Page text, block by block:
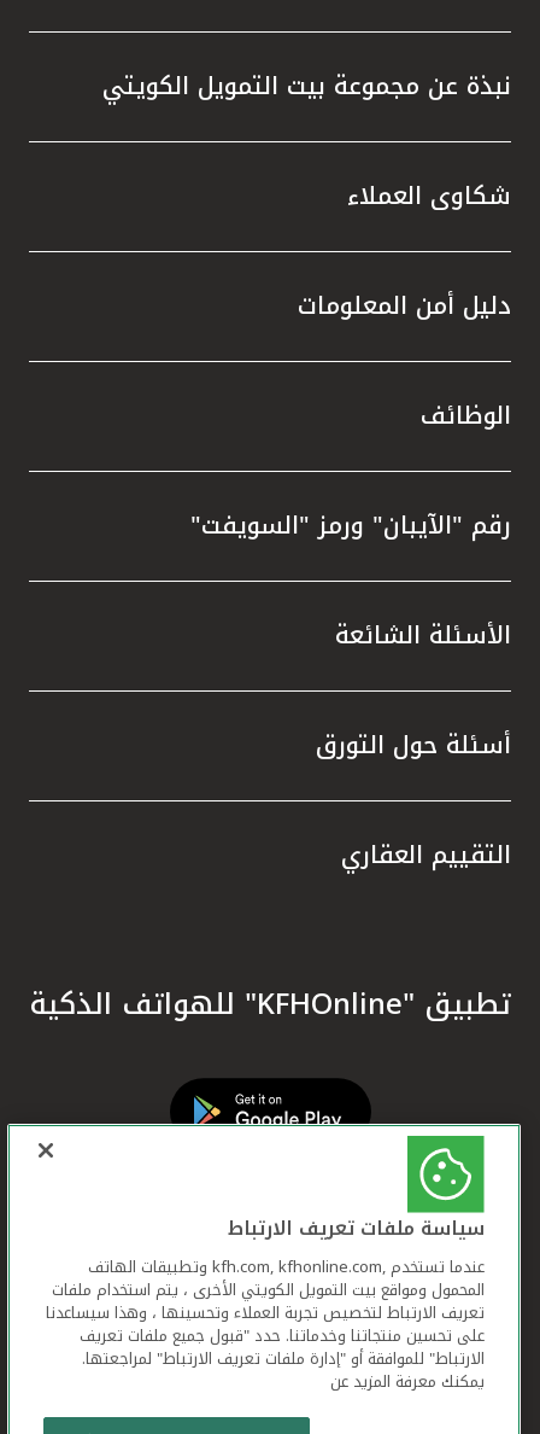
نبذة عن مجموعة بيت التمويل الكويتي
شكاوى العملاء
دليل أمن المعلومات
الوظائف
رقم "الآيبان" ورمز "السويفت"
الأسئلة الشائعة
أسئلة حول التورق
التقييم العقاري
تطبيق "KFHOnline" للهواتف الذكية
سياسة ملفات تعريف الارتباط
عندما تستخدم ,kfh.com, kfhonline.com وتطبيقات الهاتف
المحمول ومواقع بيت التمويل الكويتي الأخرى ، يتم استخدام ملفات
تعريف الارتباط لتخصيص تجربة العملاء وتحسينها ، وهذا سيساعدنا
على تحسين منتجاتنا وخدماتنا. حدد "قبول جميع ملفات تعريف
الارتباط" للموافقة أو "إدارة ملفات تعريف الارتباط" لمراجعتها.
يمكنك معرفة المزيد عن